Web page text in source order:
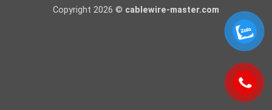
Delivery
Copyright 2026 © cablewire-master.com